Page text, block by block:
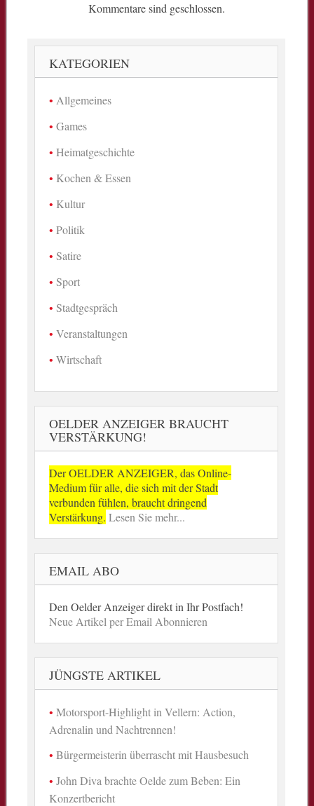
Kommentare sind geschlossen.
KATEGORIEN
Allgemeines
Games
Heimatgeschichte
Kochen & Essen
Kultur
Politik
Satire
Sport
Stadtgespräch
Veranstaltungen
Wirtschaft
OELDER ANZEIGER BRAUCHT
VERSTÄRKUNG!
Der OELDER ANZEIGER, das Online-
Medium für alle, die sich mit der Stadt
verbunden fühlen, braucht dringend
Verstärkung. Lesen Sie mehr...
EMAIL ABO
Den Oelder Anzeiger direkt in Ihr Postfach!
Neue Artikel per Email Abonnieren
JÜNGSTE ARTIKEL
Motorsport-Highlight in Vellern: Action,
Adrenalin und Nachtrennen!
Bürgermeisterin überrascht mit Hausbesuch
John Diva brachte Oelde zum Beben: Ein
Konzertbericht